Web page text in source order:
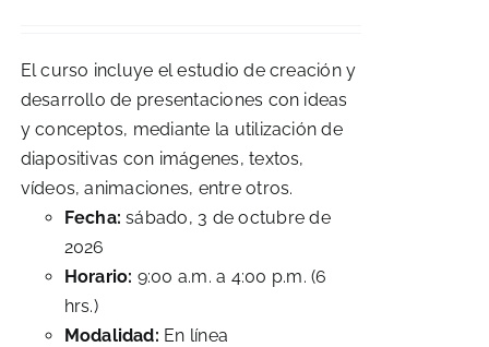
El curso incluye el estudio de creación y
desarrollo de presentaciones con ideas
y conceptos, mediante la utilización de
diapositivas con imágenes, textos,
vídeos, animaciones, entre otros.
Fecha:sábado, 3 de octubre de
2026
Horario: 9:00 a.m. a 4:00 p.m. (6
hrs.)
Modalidad: En línea